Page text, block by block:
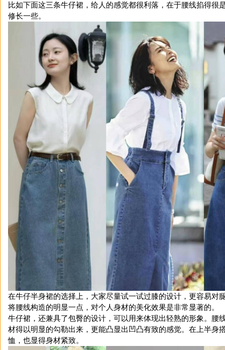
比如下面这三条牛仔裙，给人的感觉都很利落，在于腰线掐得很
修长一些。
在牛仔半身裙的选择上，大家尽量试一试过膝的设计，更容易对
将腰线构造的明显一点，对个人身材的美化效果是非常显著的。
牛仔裙，还兼具了包臀的设计，可以用来体现出轻熟的形象。腰
材得以明显的勾勒出来，更能凸显出凹凸有致的感觉。在上半身
恤，也显得身材紧致。